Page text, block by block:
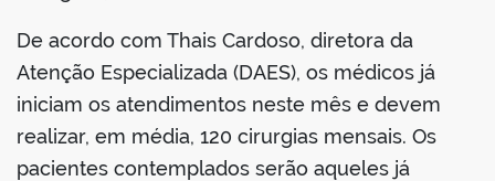
De acordo com Thais Cardoso, diretora da
Atenção Especializada (DAES), os médicos já
iniciam os atendimentos neste mês e devem
realizar, em média, 120 cirurgias mensais. Os
pacientes contemplados serão aqueles já